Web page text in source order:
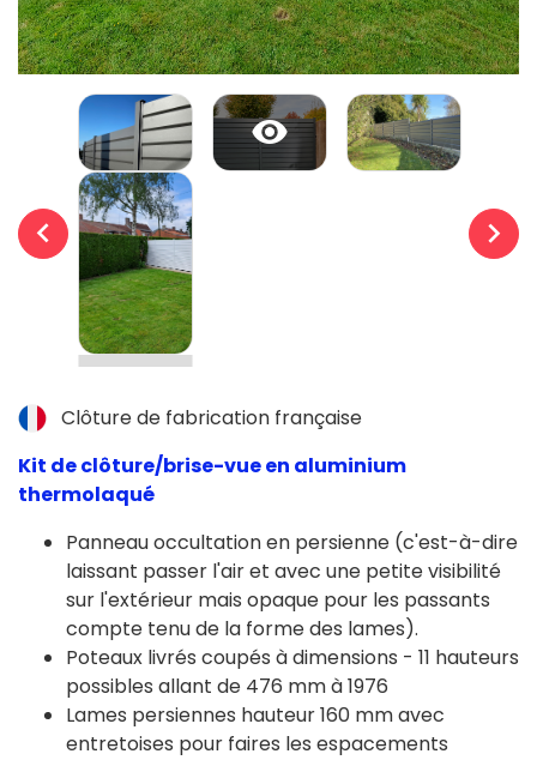
 
Clôture de fabrication française
Kit de clôture/brise-vue en aluminium
thermolaqué
Panneau occultation en persienne (c'est-à-dire
laissant passer l'air et avec une petite visibilité
sur l'extérieur mais opaque pour les passants
compte tenu de la forme des lames).
Poteaux livrés coupés à dimensions - 11 hauteurs
possibles allant de 476 mm à 1976
Lames persiennes hauteur 160 mm avec
entretoises pour faires les espacements